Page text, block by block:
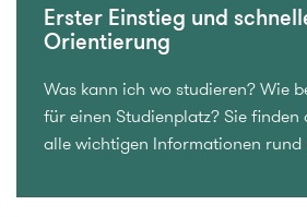
Erster Einstieg und
Orientierung
Was kann ich wo studieren? Wie
für einen Studienplatz? Sie finden
alle wichtigen Informationen rund